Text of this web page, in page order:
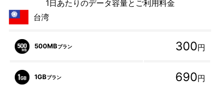
1日あたりのデータ容量とご利用料金
台湾
500MBプラン 300円
1GBプラン 690円